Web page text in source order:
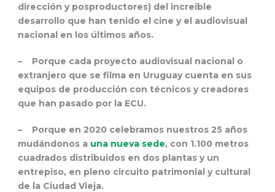
dirección y posproductores) del increíble
desarrollo que han tenido el cine y el audiovisual
nacional en los últimos años.
– Porque cada proyecto audiovisual nacional o
extranjero que se filma en Uruguay cuenta en sus
equipos de producción con técnicos y creadores
que han pasado por la ECU.
– Porque en 2020 celebramos nuestros 25 años
mudándonos a una nueva sede, con 1.100 metros
cuadrados distribuidos en dos plantas y un
entrepiso, en pleno circuito patrimonial y cultural
de la Ciudad Vieja.